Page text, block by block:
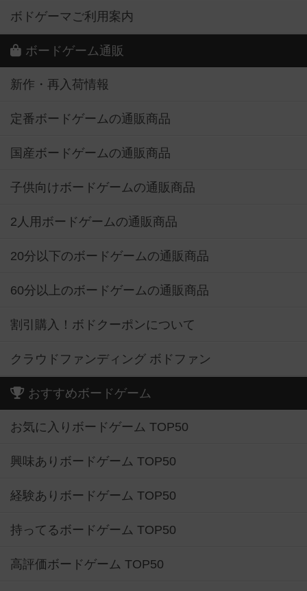
ボドゲーマご利用案内
ボードゲーム通販
新作・再入荷情報
定番ボードゲームの通販商品
国産ボードゲームの通販商品
子供向けボードゲームの通販商品
2人用ボードゲームの通販商品
20分以下のボードゲームの通販商品
60分以上のボードゲームの通販商品
割引購入！ボドクーポンについて
クラウドファンディング ボドファン
おすすめボードゲーム
お気に入りボードゲーム TOP50
興味ありボードゲーム TOP50
経験ありボードゲーム TOP50
持ってるボードゲーム TOP50
高評価ボードゲーム TOP50